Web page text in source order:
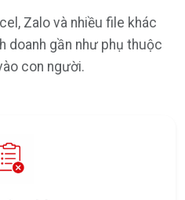
Zalo và nhiều file khác
doanh gần như phụ thuộc
con người.